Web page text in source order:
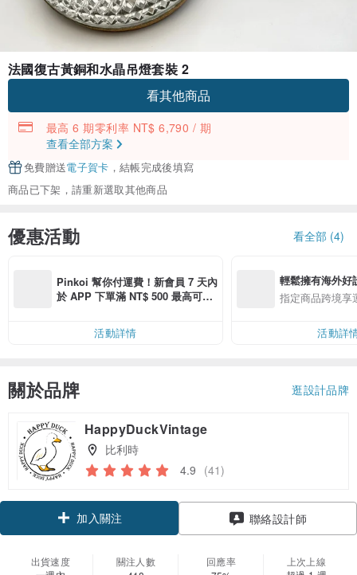
法國復古黃銅和水晶吊燈套裝 2
看其他商品
最高 6 期零利率 NT$ 6,790 / 期
查看全部方案
免費贈送電子賀卡 ，結帳完成後填寫
商品已下架，請重新選取其他商品
優惠活動 看全部 (4)
Pinkoi 幫你付運費！新會員 7 天內
於 APP 下單滿 NT$ 500 最高可折
活動詳情
輕鬆擁有海外好
指定商品跨境享
活動詳
關於品牌 逛設計品牌
HappyDuckVintage
比利時
4.9 (41)
加入關注 聯絡設計師
出貨速度
關注人數
回應率
上次上線